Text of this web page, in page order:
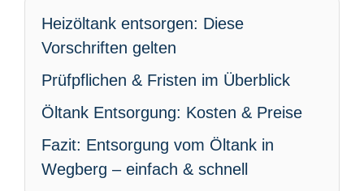
Heizöltank entsorgen: Diese
Vorschriften gelten
Prüfpflichen & Fristen im Überblick
Öltank Entsorgung: Kosten & Preise
Fazit: Entsorgung vom Öltank in
Wegberg – einfach & schnell